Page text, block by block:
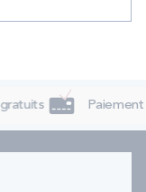
Paiement